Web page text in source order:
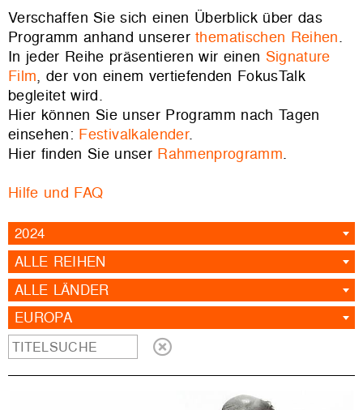
Verschaffen Sie sich einen Überblick über das
Programm anhand unsererthematischen Reihen.
In jeder Reihe präsentieren wir einen Signature
Film, der von einem vertiefenden FokusTalk
begleitet wird.
Hier können Sie unser Programm nach Tagen
einsehen: Festivalkalender.
Hier finden Sie unser Rahmenprogramm.
Hilfe und FAQ
2024
ALLE REIHEN
ALLE LÄNDER
EUROPA